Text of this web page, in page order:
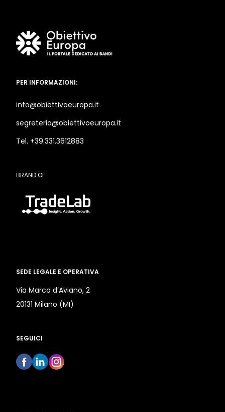
PER INFORMAZIONI:
info@obiettivoeuropa.it
segreteria@obiettivoeuropa.it
Tel. +39.331.3612883
BRAND OF
SEDE LEGALE E OPERATIVA
Via Marco d’Aviano, 2
20131 Milano (MI)
SEGUICI